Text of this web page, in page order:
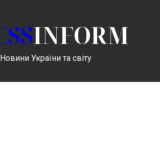
INFORM
Новини України та світу